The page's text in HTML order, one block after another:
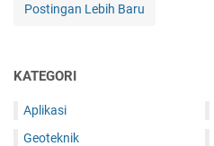
Postingan Lebih Baru
KATEGORI
Aplikasi
Geoteknik